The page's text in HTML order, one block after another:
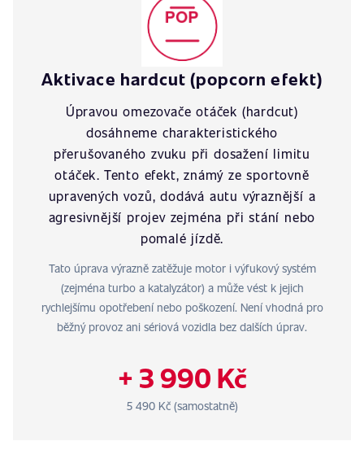
Aktivace hardcut (popcorn efekt)
Úpravou omezovače otáček (hardcut)
dosáhneme charakteristického
přerušovaného zvuku při dosažení limitu
otáček. Tento efekt, známý ze sportovně
upravených vozů, dodává autu výraznější a
agresivnější projev zejména při stání nebo
pomalé jízdě.
Tato úprava výrazně zatěžuje motor i výfukový systém
(zejména turbo a katalyzátor) a může vést k jejich
rychlejšímu opotřebení nebo poškození. Není vhodná pro
běžný provoz ani sériová vozidla bez dalších úprav.
+ 3 990 Kč
5 490 Kč (samostatně)